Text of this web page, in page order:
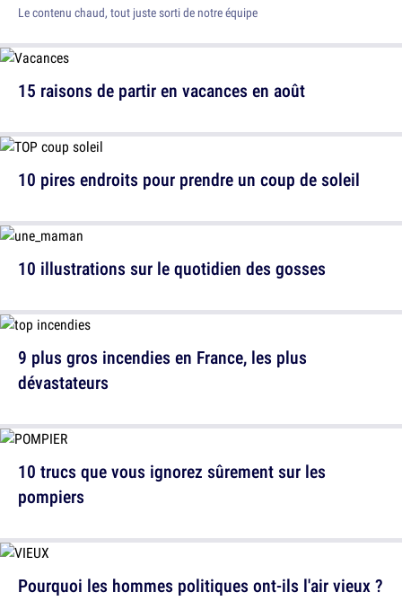
Le contenu chaud, tout juste sorti de notre équipe
15 raisons de partir en vacances en août
10 illustrations sur le quotidien des gosses
10 trucs que vous ignorez sûrement sur les
pompiers
10 pires endroits pour prendre un coup de soleil
9 plus gros incendies en France, les plus
dévastateurs
Pourquoi les hommes politiques ont-ils l'air vieux ?